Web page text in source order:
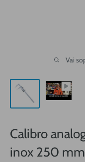
Vai
Calibro
inox 250